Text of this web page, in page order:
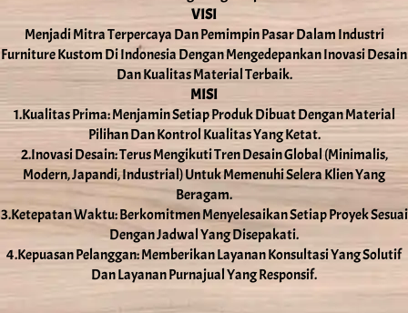
VISI
Menjadi Mitra Terpercaya Dan Pemimpin Pasar Dalam Industri
Furniture Kustom Di Indonesia Dengan Mengedepankan Inovasi Desain
Dan Kualitas Material Terbaik.
MISI
1.Kualitas Prima: Menjamin Setiap Produk Dibuat Dengan Material
Pilihan Dan Kontrol Kualitas Yang Ketat.
2.Inovasi Desain: Terus Mengikuti Tren Desain Global (Minimalis,
Modern, Japandi, Industrial) Untuk Memenuhi Selera Klien Yang
Beragam.
3.Ketepatan Waktu: Berkomitmen Menyelesaikan Setiap Proyek Sesuai
Dengan Jadwal Yang Disepakati.
4.Kepuasan Pelanggan: Memberikan Layanan Konsultasi Yang Solutif
Dan Layanan Purnajual Yang Responsif.